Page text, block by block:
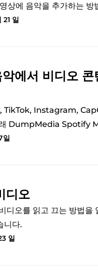
상에 음악을 추가하는 방
21 일
에서 비디오 콘
TikTok, Instagram,
래 DumpMedia Spotify
일
디오
디오를 읽고 끄는 방법
니다.
일